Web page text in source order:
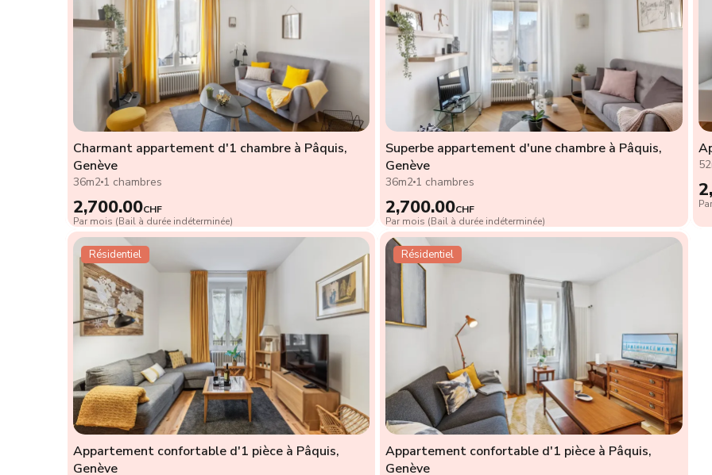
Charmant appartement d'1 chambre à Pâquis,
Genève
36m2 1 chambres
2,700.00CHF
Par mois (Bail à durée indéterminée)
Superbe appartement d'une chambre à Pâquis,
Genève
36m21 chambres
2,700.00CHF
Par mois (Bail à durée indéterminée)
Résidentiel
Appartement confortable d'1 pièce à Pâquis,
Genève
Résidentiel
Appartement confortable d'1 pièce à Pâquis,
Genève